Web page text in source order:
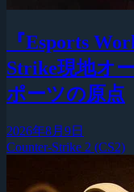
『Esports
Strike現地オ
ポーツの原点
2026年8月9日
Counter-Strike 2 (CS2)